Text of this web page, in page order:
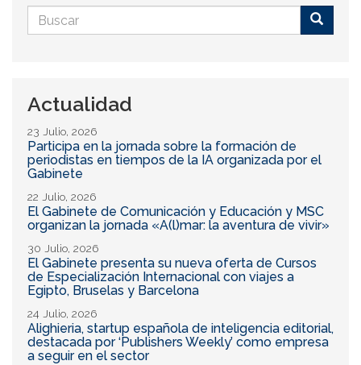
Formulario
de
Actualidad
23 Julio, 2026
Participa en la jornada sobre la formación de
periodistas en tiempos de la IA organizada por el
Gabinete
22 Julio, 2026
El Gabinete de Comunicación y Educación y MSC
organizan la jornada «A(l)mar: la aventura de vivir»
30 Julio, 2026
El Gabinete presenta su nueva oferta de Cursos
de Especialización Internacional con viajes a
Egipto, Bruselas y Barcelona
24 Julio, 2026
Alighieria, startup española de inteligencia editorial,
destacada por ‘Publishers Weekly’ como empresa
a seguir en el sector